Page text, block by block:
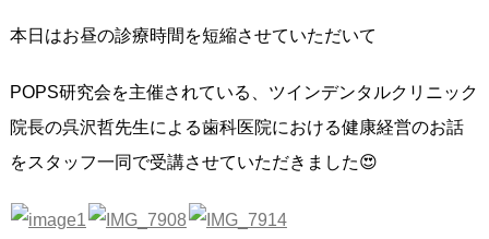
本日はお昼の診療時間を短縮させていただいて
POPS研究会を主催されている、ツインデンタルクリニック
院長の呉沢哲先生による歯科医院における健康経営のお話
をスタッフ一同で受講させていただきました😍